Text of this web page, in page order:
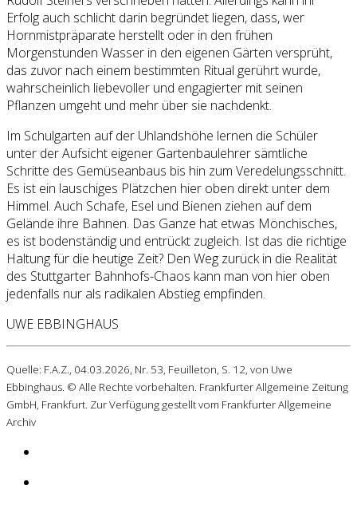
Erfolg auch schlicht darin begründet liegen, dass, wer
Hornmistpräparate herstellt oder in den frühen
Morgenstunden Wasser in den eigenen Gärten versprüht,
das zuvor nach einem bestimmten Ritual gerührt wurde,
wahrscheinlich liebevoller und engagierter mit seinen
Pflanzen umgeht und mehr über sie nachdenkt.
Im Schulgarten auf der Uhlandshöhe lernen die Schüler
unter der Aufsicht eigener Gartenbaulehrer sämtliche
Schritte des Gemüseanbaus bis hin zum Veredelungsschnitt.
Es ist ein lauschiges Plätzchen hier oben direkt unter dem
Himmel. Auch Schafe, Esel und Bienen ziehen auf dem
Gelände ihre Bahnen. Das Ganze hat etwas Mönchisches,
es ist bodenständig und entrückt zugleich. Ist das die richtige
Haltung für die heutige Zeit? Den Weg zurück in die Realität
des Stuttgarter Bahnhofs-Chaos kann man von hier oben
jedenfalls nur als radikalen Abstieg empfinden.
UWE EBBINGHAUS
Quelle: F.A.Z., 04.03.2026, Nr. 53, Feuilleton, S. 12, von Uwe
Ebbinghaus. © Alle Rechte vorbehalten. Frankfurter Allgemeine Zeitung
GmbH, Frankfurt. Zur Verfügung gestellt vom Frankfurter Allgemeine
Archiv